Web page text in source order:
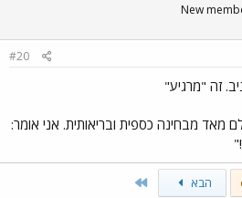
New
#20
זה "מרגיע"
מאד מבחינה כספית ובריאותית. אני אומר:
הבא